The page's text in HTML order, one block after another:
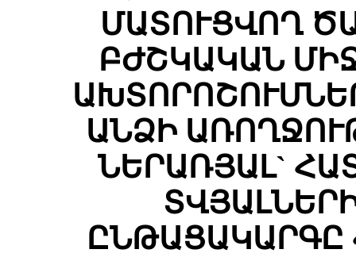
ՄԱՏՈՒՑՎՈՂ
ԲԺՇԿԱԿԱՆ
ԱՆՁԻ
ՆԵՐԱՌՅԱԼ`
ԸՆԹԱՑԱԿԱՐԳԸ